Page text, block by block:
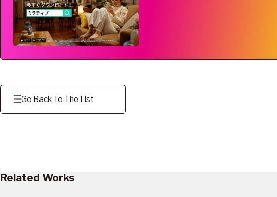
Go Back To The List
Related Works